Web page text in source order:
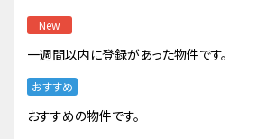
New
一週間以内に登録があった物件です。
おすすめ
おすすめの物件です。